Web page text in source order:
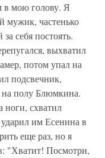
в мою голову. Я
мужик, частенько
себя постоять.
выхватил
потом упал на
подсвечник,
на полу Блюмкина.
ноги, схватил
им Есенина в
еще раз, но я
"Хватит! Посмотри,